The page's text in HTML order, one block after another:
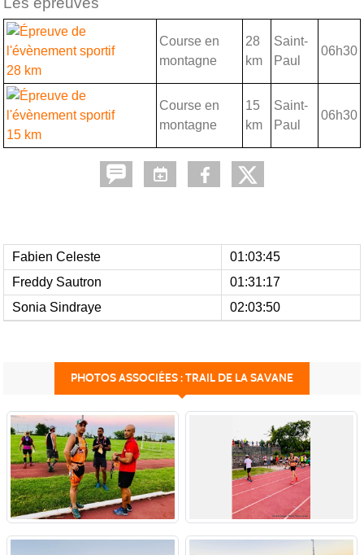
28 km
Course en
montagne
28
km
Saint-
Paul
06h30
15 km
Course en
montagne
15
km
Saint-
Paul
06h30
Fabien Celeste
01:03:45
Freddy Sautron
01:31:17
Sonia Sindraye
02:03:50
PHOTOS ASSOCIÉES : TRAIL DE LA SAVANE